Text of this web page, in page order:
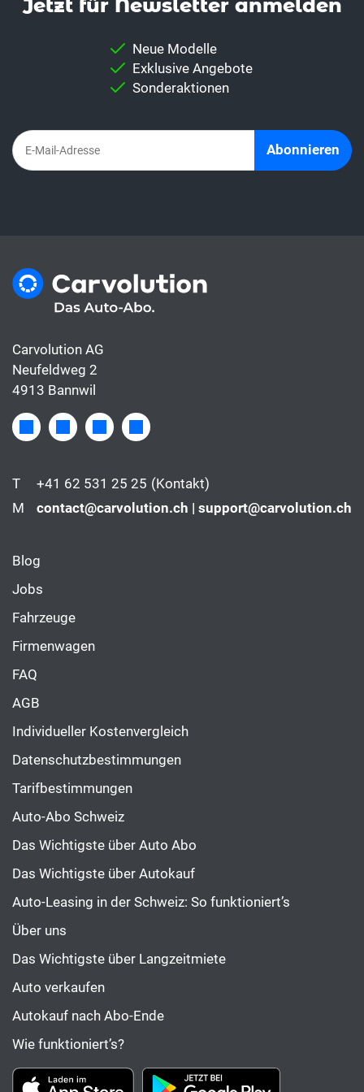
Vergleiche niemals direkt eine
Leasingrate mit dem Auto-Abo. Denn im
Abo-Abo sind alles Kosten rund ums Auto
deckt meist nur die Finanzierung.
Jetzt für News­letter anmelden
Neue Modelle
Exklusive Angebote
Sonderaktionen
Abonnieren
Carvolution AG
Neufeldweg 2
4913 Bannwil
T +41 62 531 25 25 (Kontakt)
M
contact@carvolution.ch | support@carvolution.ch
Blog
Jobs
Fahrzeuge
Firmenwagen
FAQ
AGB
Individueller Kostenvergleich
Datenschutzbestimmungen
Tarifbestimmungen
Auto-Abo Schweiz
Das Wichtigste über Auto Abo
Das Wichtigste über Autokauf
Auto-Leasing in der Schweiz: So funktioniert’s
Über uns
Das Wichtigste über Langzeitmiete
Auto verkaufen
Autokauf nach Abo-Ende
Wie funktioniert’s?